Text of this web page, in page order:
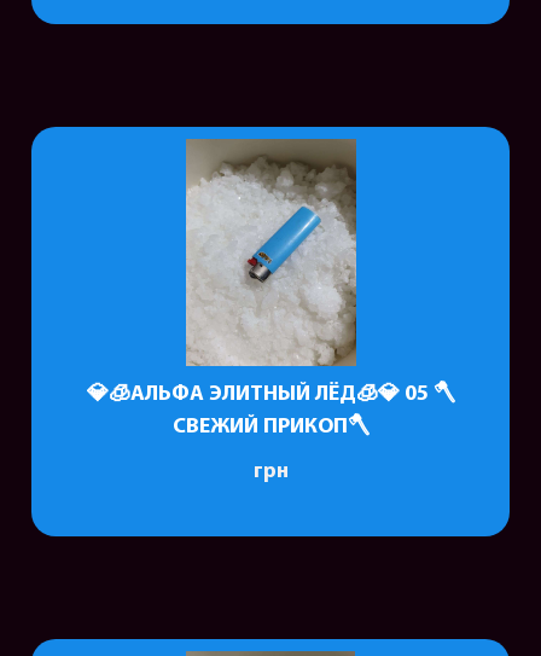
💎🧊АЛЬФА ЭЛИТНЫЙ ЛЁД🧊💎 05 🪓
СВЕЖИЙ ПРИКОП🪓
грн